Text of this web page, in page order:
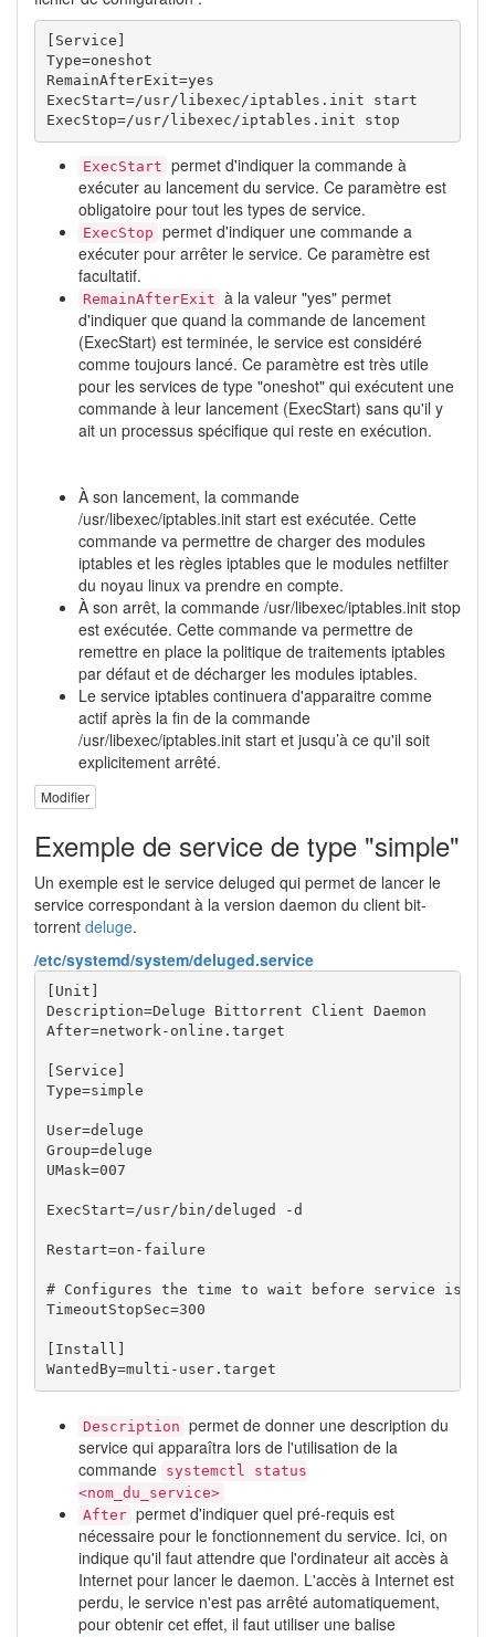
[Service]
Type=oneshot
RemainAfterExit=yes
ExecStart=/usr/libexec/iptables.init start
ExecStop=/usr/libexec/iptables.init stop
ExecStart permet d'indiquer la commande à
exécuter au lancement du service. Ce paramètre est
obligatoire pour tout les types de service.
ExecStop permet d'indiquer une commande a
exécuter pour arrêter le service. Ce paramètre est
facultatif.
RemainAfterExit à la valeur "yes" permet
d'indiquer que quand la commande de lancement
(ExecStart) est terminée, le service est considéré
comme toujours lancé. Ce paramètre est très utile
pour les services de type "oneshot" qui exécutent une
commande à leur lancement (ExecStart) sans qu'il y
ait un processus spécifique qui reste en exécution.
À son lancement, la commande
/usr/libexec/iptables.init start est exécutée. Cette
commande va permettre de charger des modules
iptables et les règles iptables que le modules netfilter
du noyau linux va prendre en compte.
À son arrêt, la commande /usr/libexec/iptables.init stop
est exécutée. Cette commande va permettre de
remettre en place la politique de traitements iptables
par défaut et de décharger les modules iptables.
Le service iptables continuera d'apparaitre comme
actif après la fin de la commande
/usr/libexec/iptables.init start et jusqu’à ce qu'il soit
explicitement arrêté.
Modifier
Exemple de service de type "simple"
Un exemple est le service deluged qui permet de lancer le
service correspondant à la version daemon du client bit-
torrent deluge.
/etc/systemd/system/deluged.service
[Unit]
Description=Deluge Bittorrent Client Daemon
After=network-online.target
[Service]
Type=simple
User=deluge
Group=deluge
UMask=007
ExecStart=/usr/bin/deluged -d
Restart=on-failure
# Configures the time to wait before service is
TimeoutStopSec=300
[Install]
WantedBy=multi-user.target
Description permet de donner une description du
service qui apparaîtra lors de l'utilisation de la
commande systemctl status
<nom_du_service>
After permet d'indiquer quel pré-requis est
nécessaire pour le fonctionnement du service. Ici, on
indique qu'il faut attendre que l'ordinateur ait accès à
Internet pour lancer le daemon. L'accès à Internet est
perdu, le service n'est pas arrêté automatiquement,
pour obtenir cet effet, il faut utiliser une balise